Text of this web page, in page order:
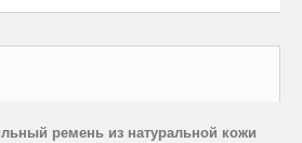
ремень из натуральной кожи